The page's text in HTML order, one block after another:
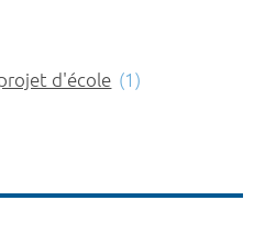
d'école (1)